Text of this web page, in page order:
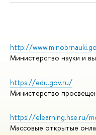
http://
Министерство науки и
https://edu.gov.ru/
Министерство
https://elearning.hse.ru/
Массовые открытые